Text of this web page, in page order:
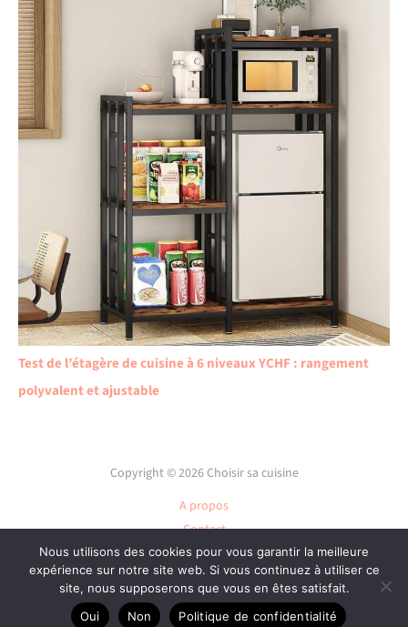
Test de l’étagère de cuisine à 6 niveaux YCHF : rangement
polyvalent et ajustable
Copyright © 2026 Choisir sa cuisine
A propos
Contact
Plan du site
Mentions légales
Politique de confidentialité
Nous utilisons des cookies pour vous garantir la meilleure
expérience sur notre site web. Si vous continuez à utiliser ce
site, nous supposerons que vous en êtes satisfait.
Oui
Non Politique de confidentialité